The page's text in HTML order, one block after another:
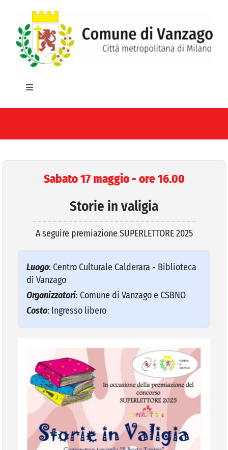
contenuto
Toggle
HOME
IL COMUNE
AREE TEMATICHE
VIVERE VANZAGO
COMUNICAZIONE
Sabato 17 maggio - ore 16.00
Storie in valigia
A seguire premiazione SUPERLETTORE 2025
Luogo: Centro Culturale Calderara - Biblioteca
di Vanzago
Organizzatori: Comune di Vanzago e CSBNO
Costo: Ingresso libero